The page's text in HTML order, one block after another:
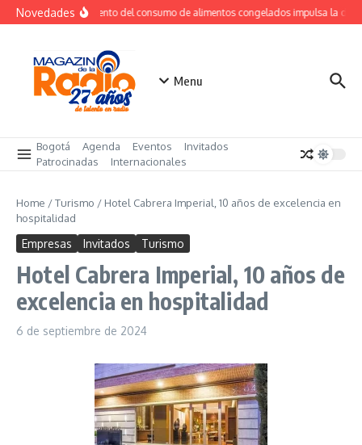
Saltar al contenido
NovedadesCrecimiento del consumo de alimentos congelados impulsa la
Menu
Bogotá Agenda Eventos
Invitados
Patrocinadas
Internacionales
Home /Turismo / Hotel Cabrera Imperial, 10 años de excelencia en
hospitalidad
Empresas Invitados Turismo
Hotel Cabrera Imperial, 10 años de
excelencia en hospitalidad
6 de septiembre de 2024